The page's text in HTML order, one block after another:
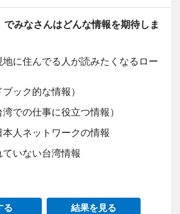
でみなさんはどんな情報を期待しま
に住んでる人が読みたくなるロー
ック的な情報）
での仕事に役立つ情報）
人ネットワークの情報
いない台湾情報
る 結果を見る